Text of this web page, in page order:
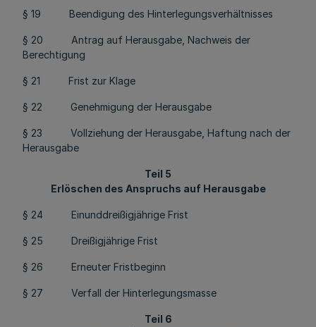
§ 19 Beendigung des Hinterlegungsverhältnisses
§ 20 Antrag auf Herausgabe, Nachweis der
Berechtigung
§ 21 Frist zur Klage
§ 22 Genehmigung der Herausgabe
§ 23 Vollziehung der Herausgabe, Haftung nach der
Herausgabe
Teil 5
Erlöschen des Anspruchs auf Herausgabe
§ 24 Einunddreißigjährige Frist
§ 25 Dreißigjährige Frist
§ 26 Erneuter Fristbeginn
§ 27 Verfall der Hinterlegungsmasse
Teil 6